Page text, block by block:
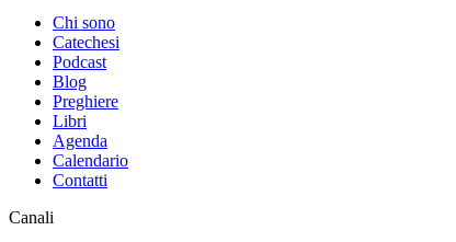
Chi sono
Catechesi
Podcast
Blog
Preghiere
Libri
Agenda
Calendario
Contatti
Canali